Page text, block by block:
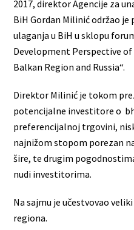
2017, direktor Agencije za
BiH Gordan Milinić održao
ulaganja u BiH u sklopu
Development Perspective
Balkan Region and Russia“.
Direktor Milinić je tokom
potencijalne investitore o
preferencijalnoj trgovini,
najnižom stopom porezan
šire, te drugim
nudi investitorima.
Na sajmu je učestvovao
regiona.